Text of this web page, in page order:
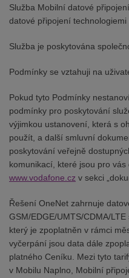
Služba Mobilní datové
datové připojení technologiemi
Služba je poskytována
Podmínky se vztahuji na
Pokud tyto Podmínky
podmínky pro poskytování
výjimkou ustanovení, která s
použít, a další smluvní
poskytování veřejně
komunikací, které jsou pro
www.vodafone.cz v sekci
Řešení OneNet zahrnuje
GSM/EDGE/UMTS/CDMA/
který je zpoplatněn v rámci
vyčerpání jsou data dále
platného Ceníku. Mezi tyto
v Mobilu Naplno, Mobilní